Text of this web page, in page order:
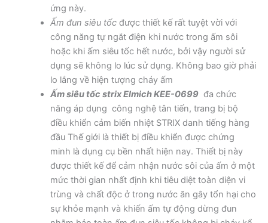
ứng này.
Ấm đun siêu tốcđược thiết kế rất tuyệt vời với
công năng tự ngắt điện khi nước trong ấm sôi
hoặc khi ấm siêu tốc hết nước, bởi vậy người sử
dụng sẽ không lo lúc sử dụng. Không bao giờ phải
lo lắng về hiện tượng cháy ấm
Ấm siêu tốc strix Elmich KEE-0699đa chức
năng áp dụng công nghệ tân tiến, trang bị bộ
điều khiển cảm biến nhiệt STRIX danh tiếng hàng
đầu Thế giới là thiết bị điều khiển được chứng
minh là dụng cụ bền nhất hiện nay. Thiết bị này
được thiết kế để cảm nhận nước sôi của ấm ở một
mức thời gian nhất định khi tiêu diệt toàn diện vi
trùng và chất độc ở trong nước ăn gây tổn hại cho
sự khỏe mạnh và khiến ấm tự động dừng đun